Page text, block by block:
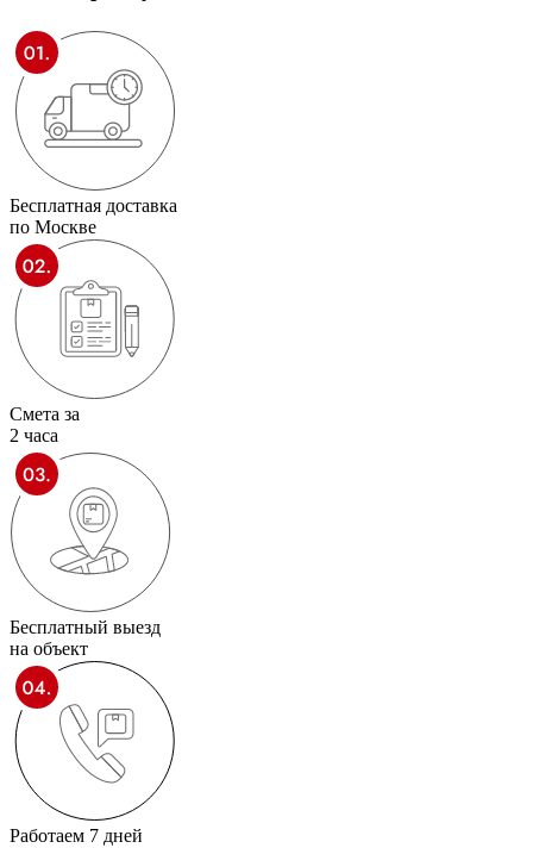
Бесплатная доставка
по Москве
Смета за
2 часа
Бесплатный выезд
на объект
Работаем 7 дней